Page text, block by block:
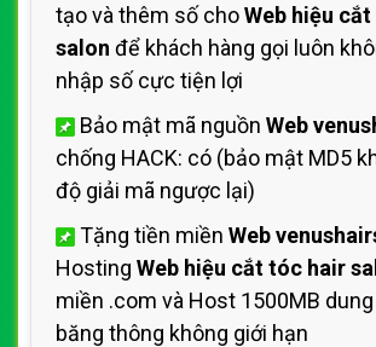
tạo và thêm số choWeb hiệu
salon để khách hàng gọi luôn
nhập số cực tiện lợi
Bảo mật mã nguồn Web
chống HACK: có (bảo mật MD5
độ giải mã ngược lại)
Tặng tiền miền Web
Hosting Web hiệu cắt tóc hair
miền .com và Host 1500MB
băng thông không giới hạn